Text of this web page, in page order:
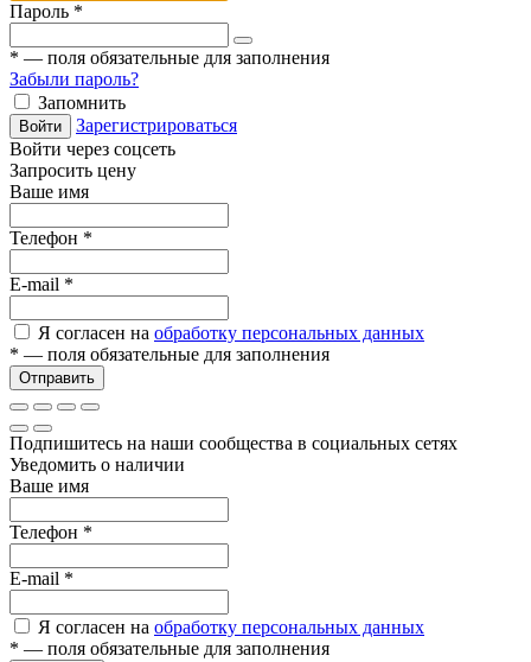
Пароль *
* — поля обязательные для заполнения
Забыли пароль?
Запомнить
Войти
Зарегистрироваться
Войти через соцсеть
Запросить цену
Ваше имя
Телефон *
E-mail *
Я согласен на обработку персональных данных
* — поля обязательные для заполнения
Отправить
Подпишитесь на наши сообщества в социальных сетях
Уведомить о наличии
Ваше имя
Телефон *
E-mail *
Я согласен на обработку персональных данных
* — поля обязательные для заполнения